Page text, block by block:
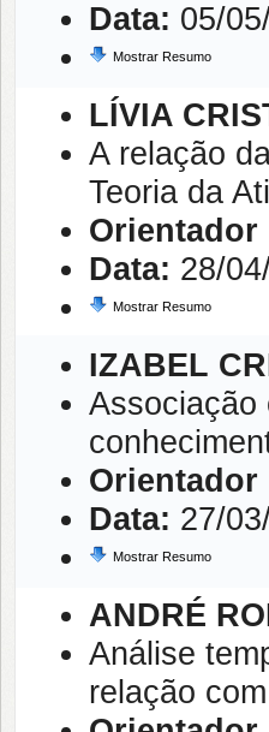
Data: 05/
Mostrar Resumo
LÍVIA
A relação
Teoria da
Orientador
Data: 28/
Mostrar Resumo
IZABEL
Associação
Orientador
Data: 27/
Mostrar Resumo
ANDRÉ
Análise
relação